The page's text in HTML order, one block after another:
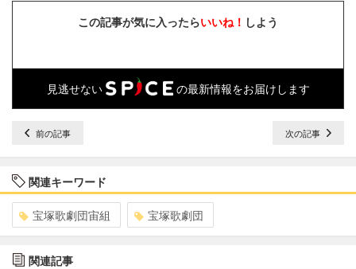
この記事が気に入ったらいいね！ しよう
見逃せない の最新情報をお届けします
前の記事 次の記事
関連キーワード
宝塚歌劇団宙組 宝塚歌劇団
関連記事